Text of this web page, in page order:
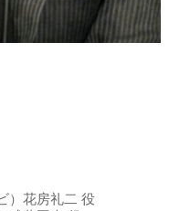
）花房礼二 役